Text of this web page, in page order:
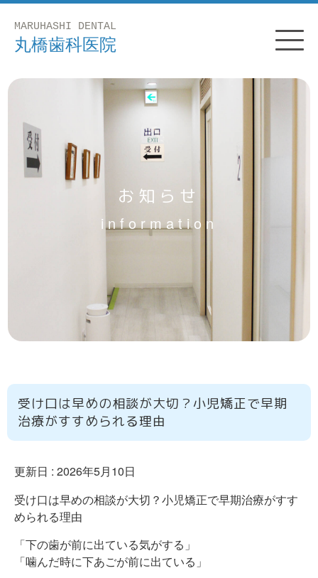
お知らせ
information
受け口は早めの相談が大切？小児矯正で早期
治療がすすめられる理由
更新日 : 2026年5月10日
受け口は早めの相談が大切？小児矯正で早期治療がすす
められる理由
「下の歯が前に出ている気がする」
「噛んだ時に下あごが前に出ている」